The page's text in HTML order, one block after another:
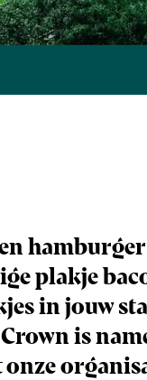
plakje
in jouw
is